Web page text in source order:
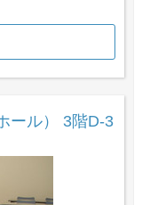
ール） 3階D-3